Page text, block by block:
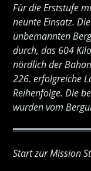
Für die Erststufe
neunte Einsatz.
unbemannten
durch, das 604
nördlich der
226. erfolgreiche
Reihenfolge. Die
wurden vom
Start zur Mission